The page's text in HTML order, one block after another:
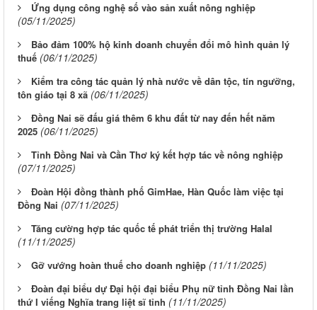
Ứng dụng công nghệ số vào sản xuất nông nghiệp
(05/11/2025)
Bảo đảm 100% hộ kinh doanh chuyển đổi mô hình quản lý
thuế (06/11/2025)
Kiểm tra công tác quản lý nhà nước về dân tộc, tín ngưỡng,
tôn giáo tại 8 xã (06/11/2025)
Đồng Nai sẽ đấu giá thêm 6 khu đất từ nay đến hết năm
2025 (06/11/2025)
Tỉnh Đồng Nai và Cần Thơ ký kết hợp tác về nông nghiệp
(07/11/2025)
Đoàn Hội đồng thành phố GimHae, Hàn Quốc làm việc tại
Đồng Nai (07/11/2025)
Tăng cường hợp tác quốc tế phát triển thị trường Halal
(11/11/2025)
Gỡ vướng hoàn thuế cho doanh nghiệp (11/11/2025)
Đoàn đại biểu dự Đại hội đại biểu Phụ nữ tỉnh Đồng Nai lần
thứ I viếng Nghĩa trang liệt sĩ tỉnh (11/11/2025)